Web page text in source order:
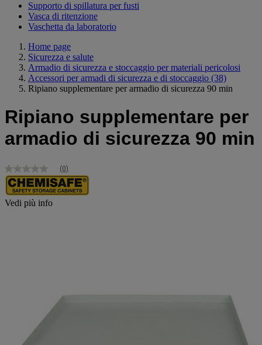
Supporto di spillatura per fusti
Vasca di ritenzione
Vaschetta da laboratorio
Home page
Sicurezza e salute
Armadio di sicurezza e stoccaggio per materiali pericolosi
Accessori per armadi di sicurezza e di stoccaggio (38)
Ripiano supplementare per armadio di sicurezza 90 min
Ripiano supplementare per
armadio di sicurezza 90 min
Nessuna
valutazione
Stesso
link
(0)
Vedi più info